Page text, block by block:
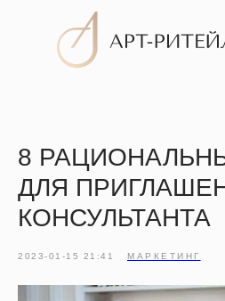
8
ДЛЯ
КОНСУЛЬТАНТА
2023-01-15 21:41 МАРКЕТИНГ